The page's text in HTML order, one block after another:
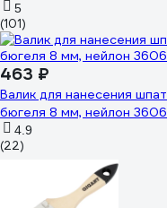
5
(101)
463 ₽
Валик для нанесения
бюгеля 8 мм, нейлон 3606
4.9
(22)